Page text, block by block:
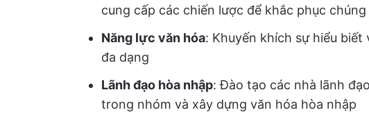
cung cấp các chiến lược để khắc phục chúng
Năng lực văn hóa: Khuyến khích sự hiểu
đa dạng
Lãnh đạo hòa nhập: Đào tạo các nhà lãnh
trong nhóm và xây dựng văn hóa hòa nhập